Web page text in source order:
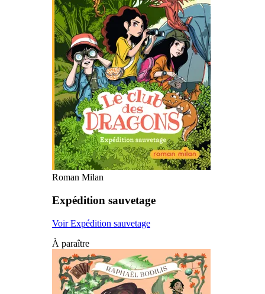
Roman Milan
Expédition sauvetage
Voir Expédition sauvetage
À paraître